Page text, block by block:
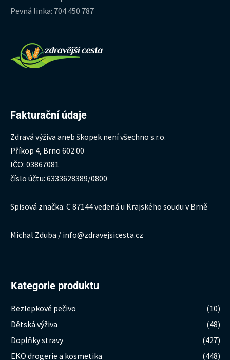
Pevná linka: 704 450 787
Fakturační údaje
Zdravá výživa aneb škopek není všechno s.r.o.
Příkop 4, Brno 602 00
IČO: 03867081
číslo účtu: 6333628389/0800
Spisová značka: C 87144 vedená u Krajského soudu v Brně
Michal Zduba / info@zdravejsicesta.cz
Kategorie produktu
Bezlepkové pečivo
(10)
Dětská výživa
(48)
Doplňky stravy
(427)
EKO drogerie a kosmetika
(448)